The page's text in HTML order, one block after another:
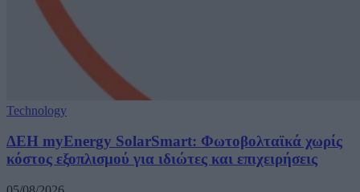
Technology
ΔΕΗ myEnergy SolarSmart: Φωτοβολταϊκά χωρίς
κόστος εξοπλισμού για ιδιώτες και επιχειρήσεις